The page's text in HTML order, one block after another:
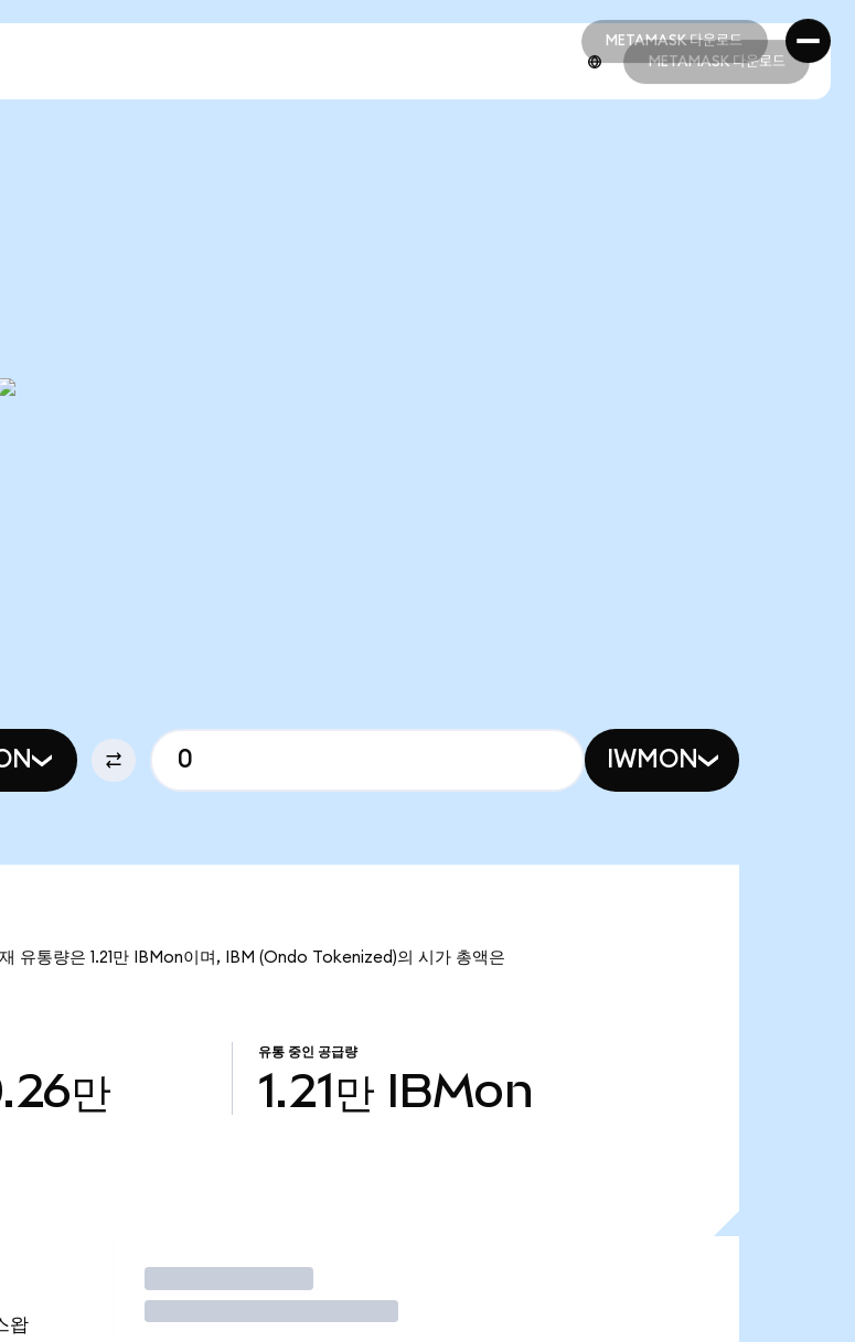
METAMASK 다운로드
METAMASK 다운로드
METAMASK 다운로드
IWMON
유통량은 1.21만 IBMon이며, IBM (Ondo Tokenized)의 시가 총액은
만
유통 중인 공급량
1.21만 IBMon
왑
거래